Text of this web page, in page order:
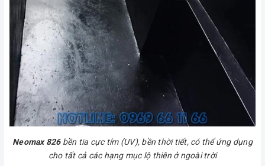
Neomax 826bền tia cực tím (UV), bền thời tiết, có thể ứng dụng
cho tất cả các hạng mục lộ thiên ở ngoài trời